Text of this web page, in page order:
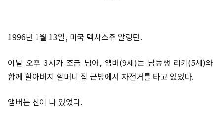
1996년 1월 13일, 미국 텍사스주 알링턴.
이날 오후 3시가 조금 넘어, 앰버(9세)는 남동생 리키(5세)와
함께 할아버지 할머니 집 근방에서 자전거를 타고 있었다.
앰버는 신이 나 있었다.